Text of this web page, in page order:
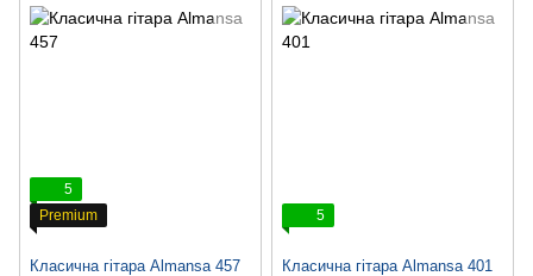
5
Premium
Класична гітара Almansa 457
5
Класична гітара Almansa 401